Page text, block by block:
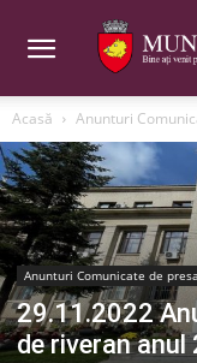
Acasă Anunturi
Anunturi Comunicate de presa
29.11.2022
de riveran anul